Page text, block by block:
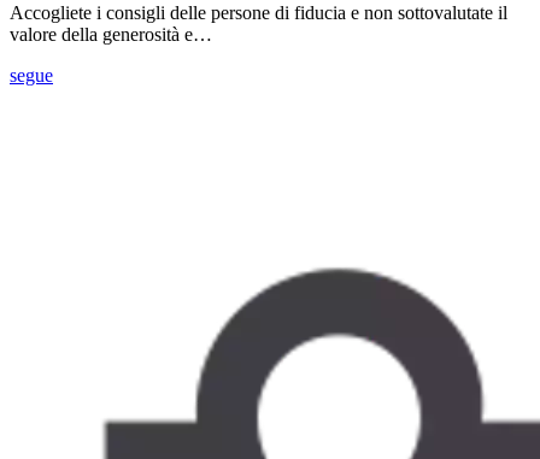
Accogliete i consigli delle persone di fiducia e non sottovalutate il
valore della generosità e…
segue